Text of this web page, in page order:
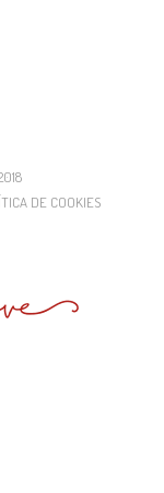
DE COOKIES